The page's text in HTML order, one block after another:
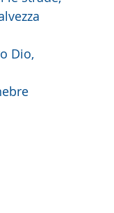
Dio,